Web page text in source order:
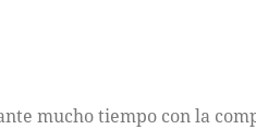
mucho tiempo con la